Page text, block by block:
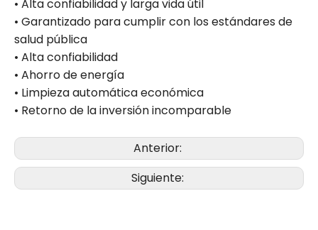
• Alta confiabilidad y larga vida útil
• Garantizado para cumplir con los estándares de
salud pública
• Alta confiabilidad
• Ahorro de energía
• Limpieza automática económica
• Retorno de la inversión incomparable
Anterior:
Siguiente: